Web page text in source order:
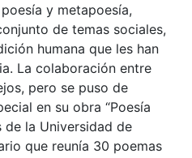
y metapoesía,
de temas sociales,
humana que les han
La colaboración entre
pero se puso de
en su obra “Poesía
de la Universidad de
que reunía 30 poemas